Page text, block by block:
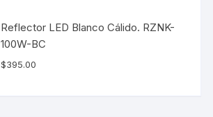
Reflector LED Blanco Cálido. RZNK-
100W-BC
$395.00